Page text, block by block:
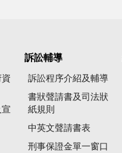
訴訟輔導
訴訟程序介紹及輔導
書狀聲請書及司法狀
紙規則
中英文聲請書表
刑事保證金單一窗口